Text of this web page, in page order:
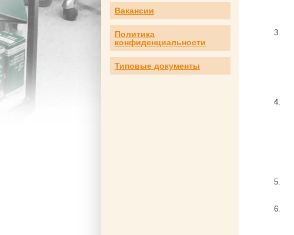
Вакансии
Политика
конфиденциальности
Типовые документы